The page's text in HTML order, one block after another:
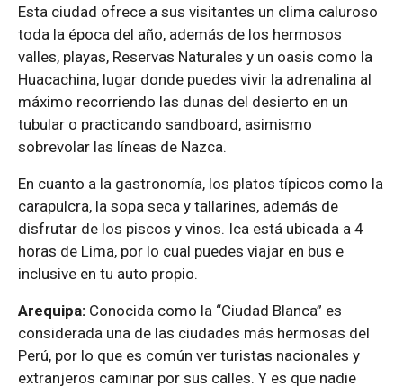
Esta ciudad ofrece a sus visitantes un clima caluroso
toda la época del año, además de los hermosos
valles, playas, Reservas Naturales y un oasis como la
Huacachina, lugar donde puedes vivir la adrenalina al
máximo recorriendo las dunas del desierto en un
tubular o practicando sandboard, asimismo
sobrevolar las líneas de Nazca.
En cuanto a la gastronomía, los platos típicos como la
carapulcra, la sopa seca y tallarines, además de
disfrutar de los piscos y vinos. Ica está ubicada a 4
horas de Lima, por lo cual puedes viajar en bus e
inclusive en tu auto propio.
Arequipa: Conocida como la “Ciudad Blanca” es
considerada una de las ciudades más hermosas del
Perú, por lo que es común ver turistas nacionales y
extranjeros caminar por sus calles. Y es que nadie